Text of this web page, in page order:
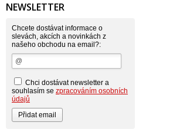
Alias
Alpinestars
Answer
Arnette
ASP Swiss Snowscoot
Asterisk
Atomlab
Axo
Baradine
BIKE WORK
Bionicon
Blackbird
NEWSLETTER
Chcete dostávat informace o
slevách, akcích a novinkách z
našeho obchodu na email?:
Chci dostávat newsletter a
souhlasím se zpracováním osobních
údajů